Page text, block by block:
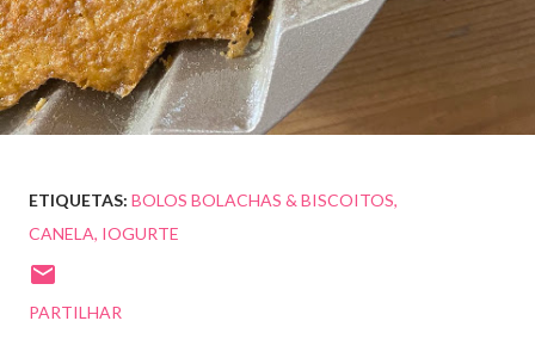
ETIQUETAS: BOLOS BOLACHAS & BISCOITOS
CANELA IOGURTE
PARTILHAR